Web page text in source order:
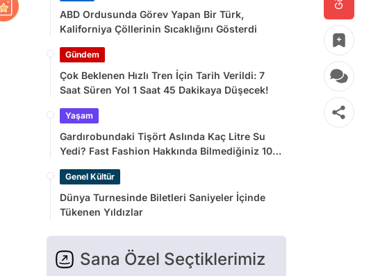
ABD Ordusunda Görev Yapan Bir Türk,
Kaliforniya Çöllerinin Sıcaklığını Gösterdi
Gündem
Çok Beklenen Hızlı Tren İçin Tarih Verildi: 7
Saat Süren Yol 1 Saat 45 Dakikaya Düşecek!
Yaşam
Gardırobundaki Tişört Aslında Kaç Litre Su
Yedi? Fast Fashion Hakkında Bilmediğiniz 10
Genel Kültür
Dünya Turnesinde Biletleri Saniyeler İçinde
Tükenen Yıldızlar
Sana Özel Seçtiklerimiz